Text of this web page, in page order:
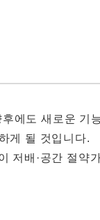
에도 새로운 기
게 될 것입니다.
저배·공간 절약